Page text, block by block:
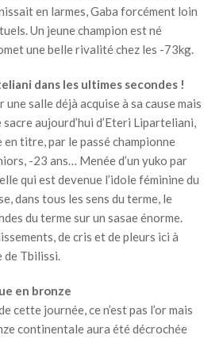
en larmes, Gaba forcément loin
Un jeune champion est né
une belle rivalité chez les -73kg.
dans les ultimes secondes !
salle déjà acquise à sa cause mais
sacre aujourd’hui d’Eteri Liparteliani,
en titre, par le passé championne
-23 ans… Menée d’un yuko par
qui est devenue l’idole féminine du
dans tous les sens du terme, le
du terme sur un sasae énorme.
de cris et de pleurs ici à
de Tbilissi.
en bronze
cette journée, ce n’est pas l’or mais
continentale aura été décrochée